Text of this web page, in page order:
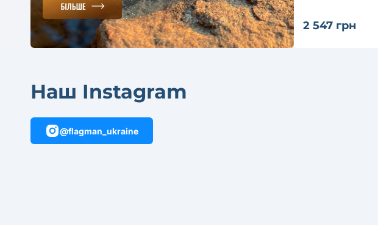
2 547 грн
Наш Instagram
@flagman_ukraine